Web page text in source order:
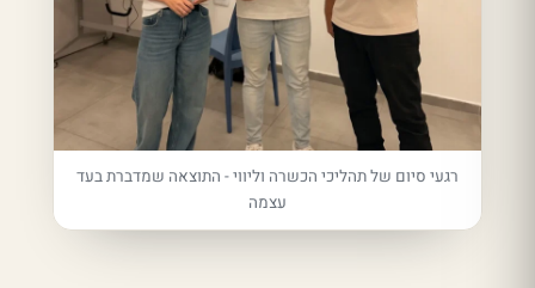
רגעי סיום של תהליכי הכשרה וליווי - התוצאה שמדברת בעד